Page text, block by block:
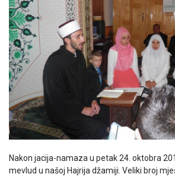
Nakon jacija-namaza u petak 24. oktobra
mevlud u našoj Hajrija džamiji. Veliki broj